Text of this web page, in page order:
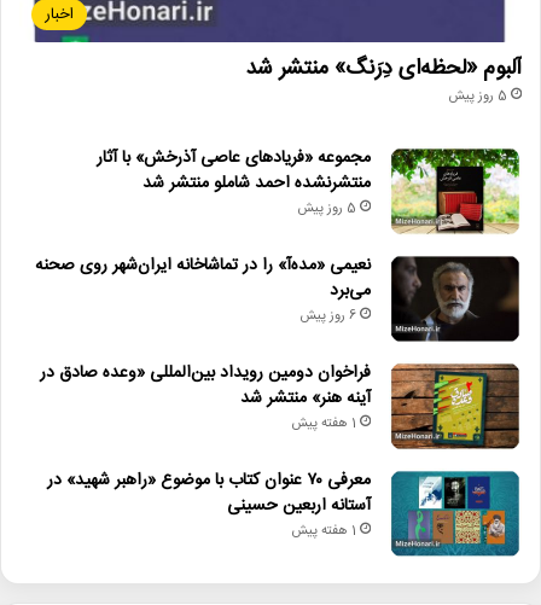
اخبار
آلبوم «لحظه‌ای دِرَنگ» منتشر شد
5 روز پیش
مجموعه «فریادهای عاصی آذرخش» با آثار
منتشرنشده احمد شاملو منتشر شد
5 روز پیش
نعیمی «مده‌آ» را در تماشاخانه ایران‌شهر روی صحنه
می‌برد
6 روز پیش
فراخوان دومین رویداد بین‌المللی «وعده صادق در
آینه هنر» منتشر شد
1 هفته پیش
معرفی ۷۰ عنوان کتاب با موضوع «راهبر شهید» در
آستانه اربعین حسینی
1 هفته پیش